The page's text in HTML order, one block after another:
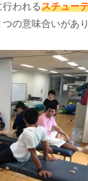
行われるスチュー
の意味合いがあ